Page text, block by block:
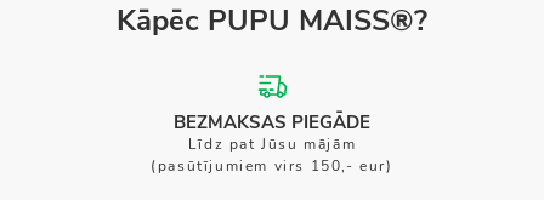
Kāpēc PUPU MAISS®?
BEZMAKSAS PIEGĀDE
Līdz pat Jūsu mājām
(pasūtījumiem virs 150,- eur)